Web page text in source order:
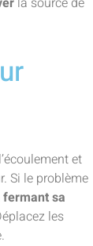
et
Si le problème
sa
les